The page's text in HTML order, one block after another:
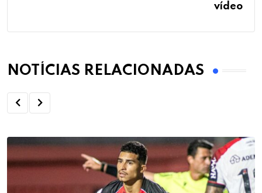
vídeo
NOTÍCIAS RELACIONADAS